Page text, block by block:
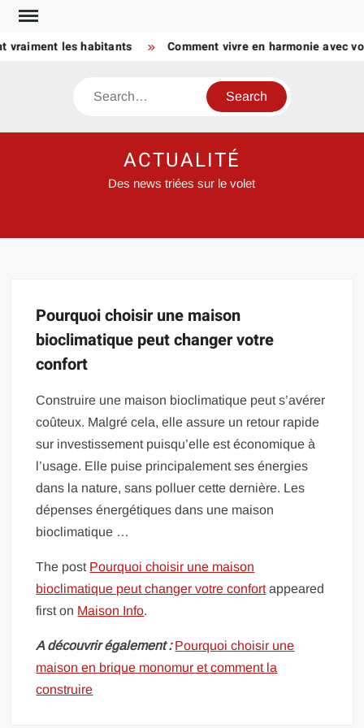
Skip
content
vraiment les habitants Comment vivre en harmonie avec
Search
ACTUALITÉ
Des news triées sur le volet
Pourquoi choisir une maison
bioclimatique peut changer votre
confort
Construire une maison bioclimatique peut s’avérer
coûteux. Malgré cela, elle assure un retour rapide
sur investissement puisqu’elle est économique à
l’usage. Elle puise principalement ses énergies
dans la nature, sans polluer cette dernière. Les
dépenses énergétiques dans une maison
bioclimatique …
The post Pourquoi choisir une maison
bioclimatique peut changer votre confortappeared
first on Maison Info.
A découvrir également : Pourquoi choisir une
maison en brique monomur et comment la
construire